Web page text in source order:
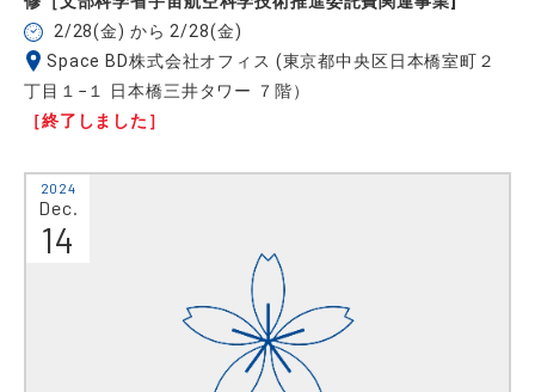
2/28(金) から 2/28(金)
Space BD株式会社オフィス (東京都中央区日本橋室町２
丁目１−１ 日本橋三井タワー ７階）
［終了しました］
2024
Dec.
14